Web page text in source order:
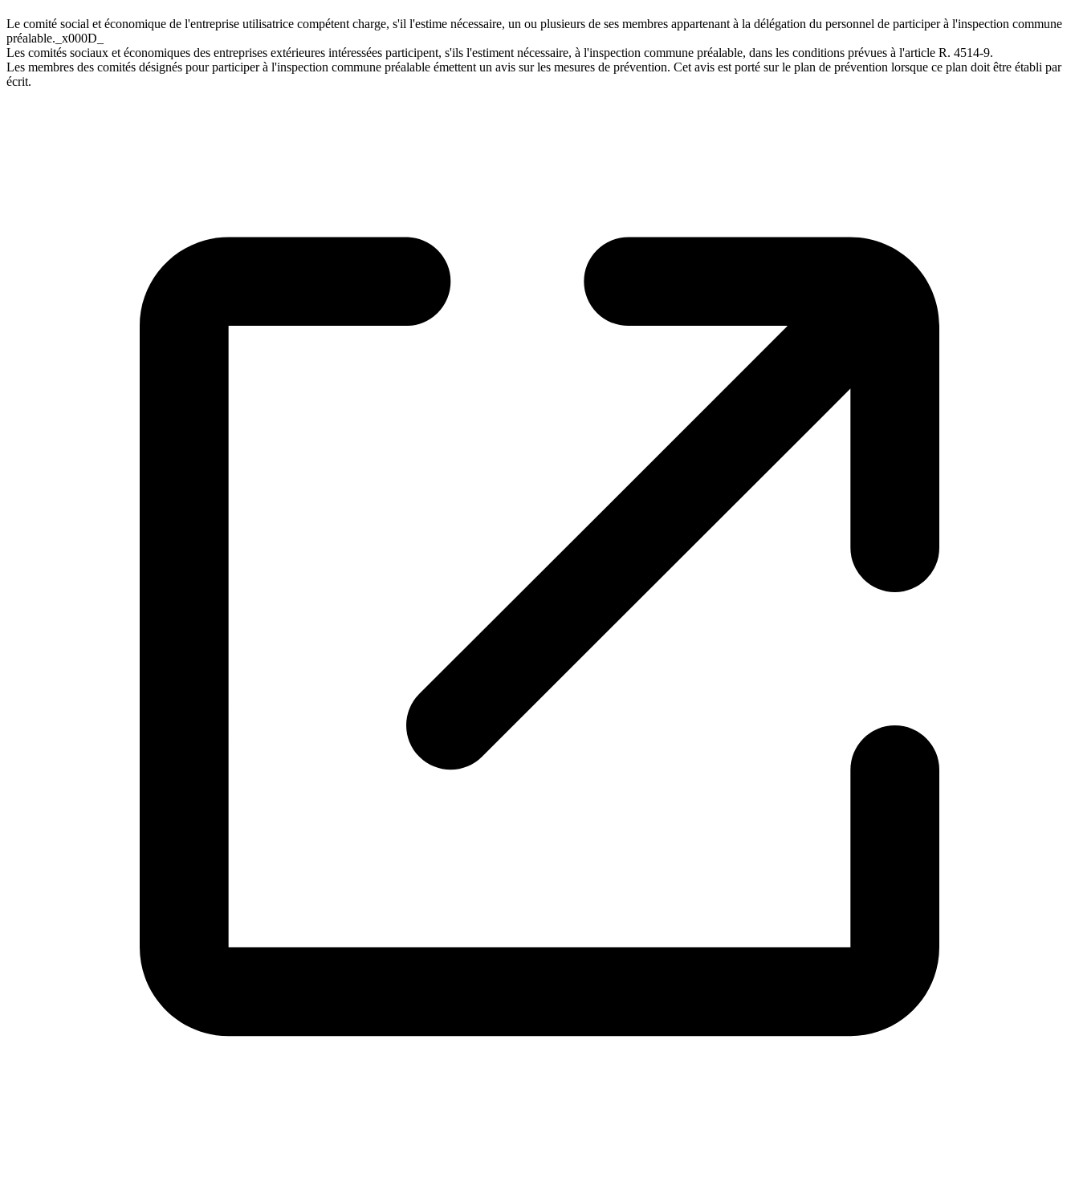
Le comité social et économique de l'entreprise utilisatrice compétent charge, s'il l'estime nécessaire, un ou plusieurs de ses membres appartenant à la délégation du personnel de participer à l'inspection commune
préalable._x000D_
Les comités sociaux et économiques des entreprises extérieures intéressées participent, s'ils l'estiment nécessaire, à l'inspection commune préalable, dans les conditions prévues à l'article R. 4514-9.
Les membres des comités désignés pour participer à l'inspection commune préalable émettent un avis sur les mesures de prévention. Cet avis est porté sur le plan de prévention lorsque ce plan doit être établi par
écrit.